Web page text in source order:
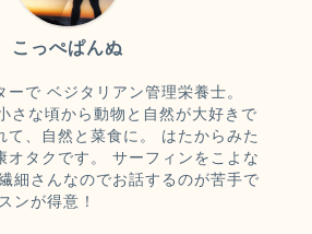
こっぺぱんぬ
ーで ベジタリアン管理栄養士。
さな頃から動物と自然が大好きで
て、自然と菜食に。 はたからみた
オタクです。 サーフィンをこよな
細さんなのでお話するのが苦手で
ンが得意！